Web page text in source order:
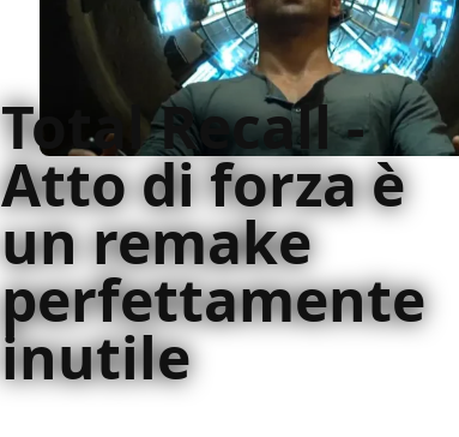
Total Recall -
Atto di forza è
un remake
perfettamente
inutile